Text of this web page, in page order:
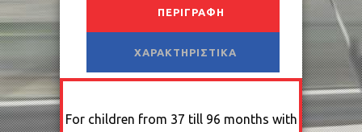
ΠΕΡΙΓΡΑΦΉ
ΧΑΡΑΚΤΗΡΙΣΤΙΚΆ
For children from 37 till 96 months with